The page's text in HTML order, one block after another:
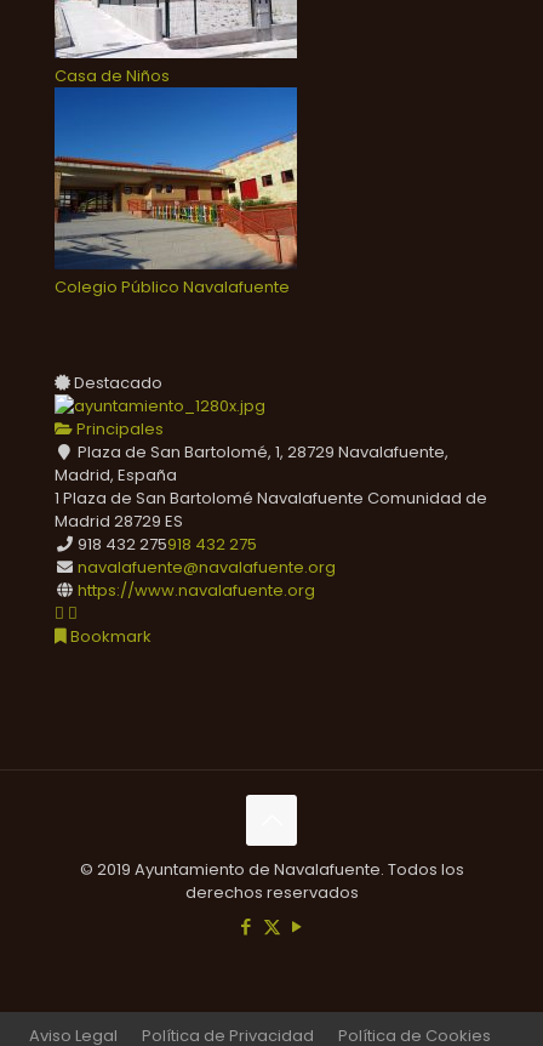
Casa de Niños
Colegio Público Navalafuente
Destacado
Principales
Plaza de San Bartolomé, 1, 28729 Navalafuente,
Madrid, España
1 Plaza de San Bartolomé Navalafuente Comunidad de
Madrid 28729 ES
918 432 275918 432 275
navalafuente@navalafuente.org
https://www.navalafuente.org
Bookmark
© 2019 Ayuntamiento de Navalafuente. Todos los
derechos reservados
Aviso Legal Política de Privacidad Política de Cookies